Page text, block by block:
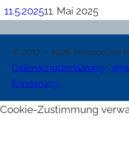
11.5.202511. Mai 2025
© 2017 – 2026
Datenschutzerklärung
Erinnerung
Cookie-Zustimmung